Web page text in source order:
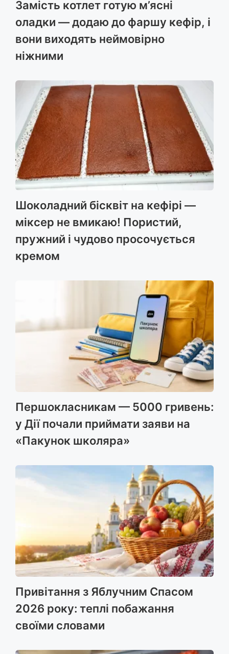
Замість котлет готую м’ясні
оладки — додаю до фаршу кефір, і
вони виходять неймовірно
ніжними
Шоколадний бісквіт на кефірі —
міксер не вмикаю! Пористий,
пружний і чудово просочується
кремом
Першокласникам — 5000 гривень:
у Дії почали приймати заяви на
«Пакунок школяра»
Привітання з Яблучним Спасом
2026 року: теплі побажання
своїми словами